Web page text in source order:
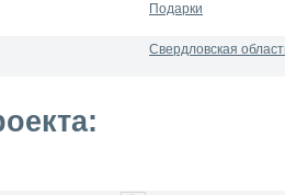
Подарки
Свердловская